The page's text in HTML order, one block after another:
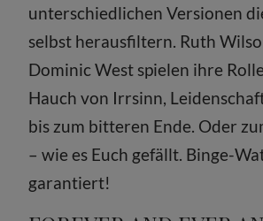
unterschiedlichen Versionen
selbst herausfiltern. Ruth
Dominic West spielen ihre
Hauch von Irrsinn,
bis zum bitteren Ende. Oder
– wie es Euch gefällt. Binge-
garantiert!